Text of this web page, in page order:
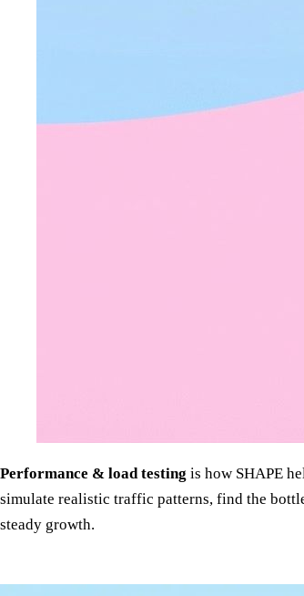
Performance & load testing is how SHAPE
simulate realistic traffic patterns, find the
steady growth.